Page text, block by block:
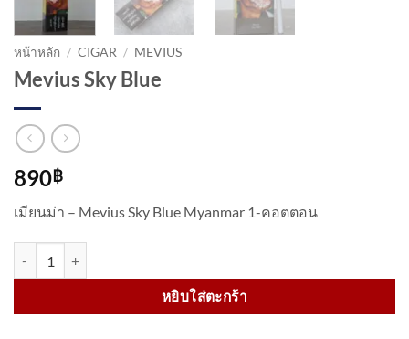
หน้าหลัก / CIGAR / MEVIUS
Mevius Sky Blue
890฿
เมียนม่า – Mevius Sky Blue Myanmar 1-คอตตอน
หยิบใส่ตะกร้า